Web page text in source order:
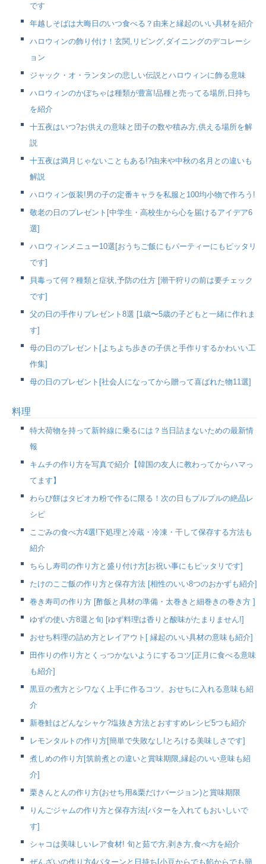
です
年越しそばは大晦日のいつ食べる？由来と縁起のいい具材を紹介
ハロウィンの飾り付け！玄関,リビング,ダイニングのデコレーシ
ョン
ジャック・オ・ランタンの悲しい伝説とハロウィンに飾る意味
ハロウィンのかぼちゃは種類が豊富!品種と売ってる場所,日持ち
を紹介
十五夜はいつ?お供えの意味と団子の数や積み方,供える場所を解
説
十五夜は満月じゃないこともある!?由来や中秋の名月との違いも
解説
ハロウィン仮装!男の子の定番キャラを私服と100均小物で作ろう!
敬老の日のプレゼント[中学生・高校生から心を届けるアイデア6
選]
ハロウィンメニュー10選[おうちご飯にもパーティーにもピッタリ
です]
貝毒って何？種類と症状,予防の仕方 [潮干狩りの前は要チェック
です]
父の日の手作りプレゼント8選 [1歳〜5歳の子どもと一緒に作れま
す]
母の日のプレゼント[よちよち歩きの子供と手作りするかわいい工
作集]
母の日のプレゼント[社会人になってから贈って喜ばれた物11選]
料理
特大荷物を持って新幹線に乗るには？当日詰まないための最新情
報
キムチの作り方を写真で紹介【韓国の友人に教わってからハマっ
てます】
わらび餅はタピオカ粉で作るに限る！次の日もプルプルの絶品レ
シピ
こごみの食べ方4選!下処理と冷蔵・冷凍・干して保存する方法も
紹介
ちらし寿司の作り方と盛り付け方[お祝い事にもピッタリです]
たけのこご飯の作り方と保存方法 [相性のいい8つのおかずも紹介]
巻き寿司の作り方 [酢飯と具材の準備・太巻きと細巻きの巻き方 ]
ゆずの使い方8選と旬 [ゆず料理は香りと酸味がたまりません!]
おせち料理の詰め方とレイアウト[ 縁起のいい具材の意味も紹介]
田作りの作り方とくっつかないようにするコツ[正月に食べる意味
も紹介]
黒豆の煮方とシワなく上手に作るコツ。おせちに入れる意味も紹
介
新巻鮭はどんなシャケ?塩抜き方法とおすすめレシピ5つも紹介
レモンタルトの作り方[簡単で失敗なし!とろける美味しさです]
煮しめの作り方[筑前煮との違いと賞味期限,縁起のいい意味も紹
介]
栗きんとんの作り方(おせち用&栗だけバージョン)と賞味期限
りんごジャムの作り方と保存方法[バターを入れてもおいしいで
す]
シャコは美味しいレア食材! 旬と茹で方,剥き方,食べ方を紹介
ぜんざいの作り方4パターンと日持ち[小豆からでも餡からでも簡